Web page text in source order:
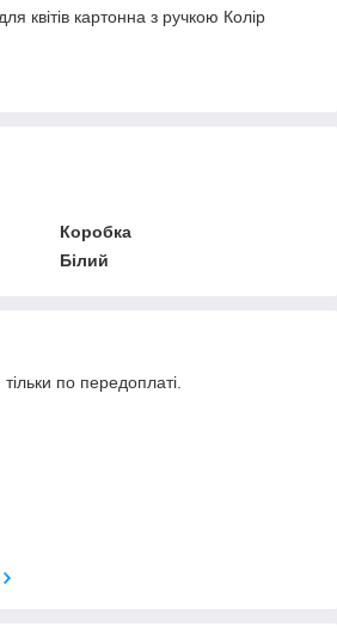
квітів картонна з ручкою Колір
Коробка
Білий
по передоплаті.